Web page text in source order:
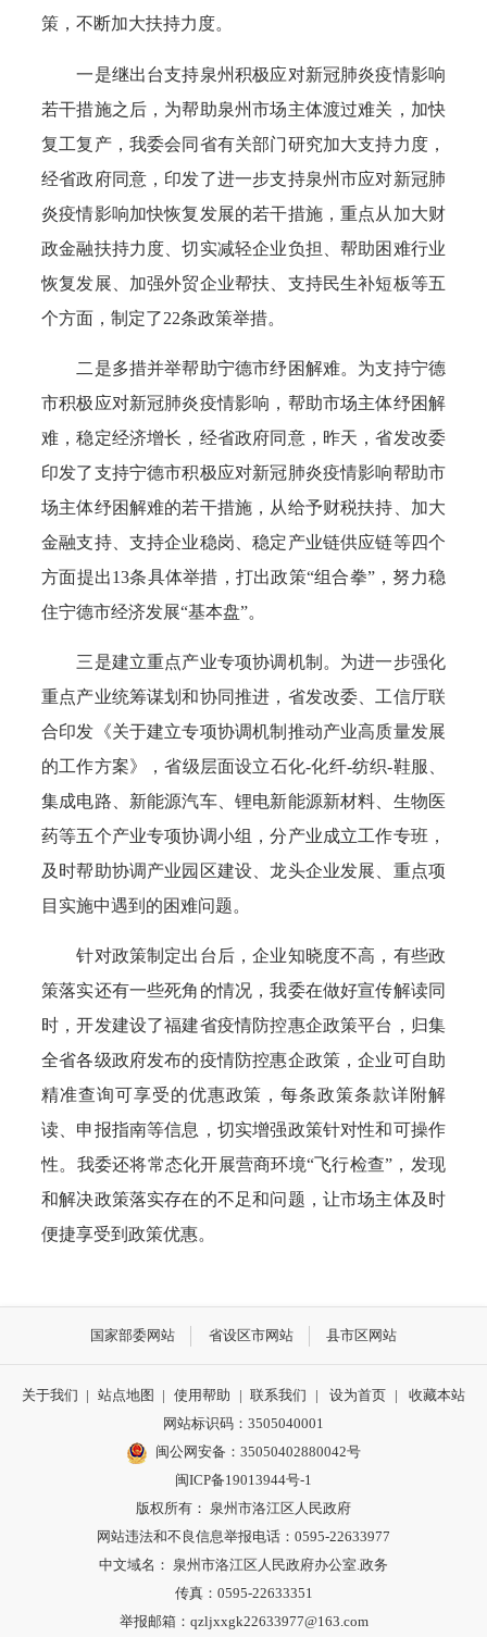
策，不断加大扶持力度。
一是继出台支持泉州积极应对新冠肺炎疫情影响
若干措施之后，为帮助泉州市场主体渡过难关，加快
复工复产，我委会同省有关部门研究加大支持力度，
经省政府同意，印发了进一步支持泉州市应对新冠肺
炎疫情影响加快恢复发展的若干措施，重点从加大财
政金融扶持力度、切实减轻企业负担、帮助困难行业
恢复发展、加强外贸企业帮扶、支持民生补短板等五
个方面，制定了22条政策举措。
二是多措并举帮助宁德市纾困解难。为支持宁德
市积极应对新冠肺炎疫情影响，帮助市场主体纾困解
难，稳定经济增长，经省政府同意，昨天，省发改委
印发了支持宁德市积极应对新冠肺炎疫情影响帮助市
场主体纾困解难的若干措施，从给予财税扶持、加大
金融支持、支持企业稳岗、稳定产业链供应链等四个
方面提出13条具体举措，打出政策“组合拳”，努力稳
住宁德市经济发展“基本盘”。
三是建立重点产业专项协调机制。为进一步强化
重点产业统筹谋划和协同推进，省发改委、工信厅联
合印发《关于建立专项协调机制推动产业高质量发展
的工作方案》，省级层面设立石化-化纤-纺织-鞋服、
集成电路、新能源汽车、锂电新能源新材料、生物医
药等五个产业专项协调小组，分产业成立工作专班，
及时帮助协调产业园区建设、龙头企业发展、重点项
目实施中遇到的困难问题。
针对政策制定出台后，企业知晓度不高，有些政
策落实还有一些死角的情况，我委在做好宣传解读同
时，开发建设了福建省疫情防控惠企政策平台，归集
全省各级政府发布的疫情防控惠企政策，企业可自助
精准查询可享受的优惠政策，每条政策条款详附解
读、申报指南等信息，切实增强政策针对性和可操作
性。我委还将常态化开展营商环境“飞行检查”，发现
和解决政策落实存在的不足和问题，让市场主体及时
便捷享受到政策优惠。
国家部委网站 省设区市网站 县市区网站
关于我们 | 站点地图 | 使用帮助 | 联系我们 | 设为首页 |
收藏本站
网站标识码：3505040001
闽公网安备：35050402880042号
闽ICP备19013944号-1
版权所有： 泉州市洛江区人民政府
网站违法和不良信息举报电话：0595-22633977
中文域名： 泉州市洛江区人民政府办公室.政务
传真：0595-22633351
举报邮箱：qzljxxgk22633977@163.com